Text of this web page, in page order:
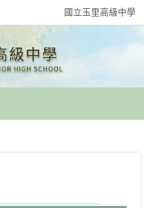
國立玉里高級中學